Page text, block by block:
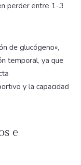
perder entre 1-3
de glucógeno»,
temporal, ya que
y la capacidad
e